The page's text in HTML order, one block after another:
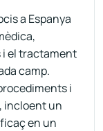
a Espanya
i el tractament
camp.
i
incloent un
en un